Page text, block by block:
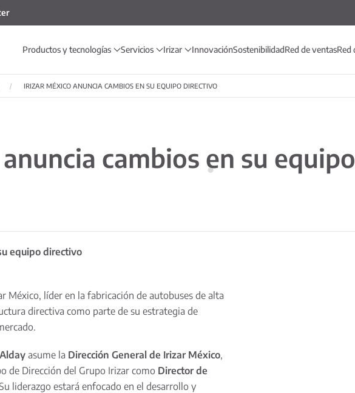
Productos y tecnologías Servicios Irizar InnovaciónSostenibilidadRed de ventasRed
IRIZAR MÉXICO ANUNCIA CAMBIOS EN SU EQUIPO DIRECTIVO
cambios en su
equipo directivo
México, líder en la fabricación de autobuses de alta
directiva como parte de su estrategia de
asume la Dirección General de Irizar México,
de Dirección del Grupo Irizar como Director de
liderazgo estará enfocado en el desarrollo y